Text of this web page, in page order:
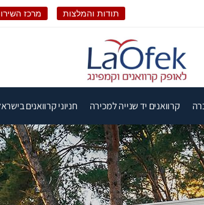
תודות והמלצות מרכז
קרוואנים יד שנייה למכירה חניוני קרוואנים